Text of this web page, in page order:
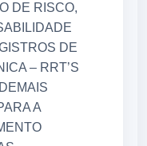
DE RISCO,
DE
– RRT’S
A